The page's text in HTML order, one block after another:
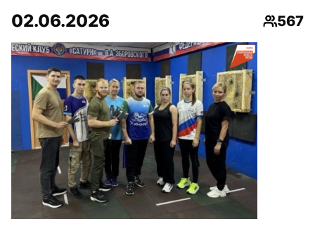
02.06.2026
567